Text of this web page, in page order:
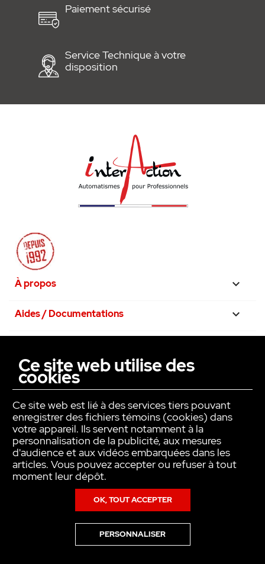
Paiement sécurisé
Service Technique à votre
disposition
À propos 
Aides / Documentations 
La confiance avant tout
Ce site web utilise des
cookies
Ce site web est lié à des services tiers pouvant
enregistrer des fichiers témoins (cookies) dans
votre appareil. Ils servent notamment à la
personnalisation de la publicité, aux mesures
d'audience et aux vidéos embarquées dans les
articles. Vous pouvez accepter ou refuser à tout
moment leur dépôt.
OK, TOUT ACCEPTER
PERSONNALISER
Pour en savoir plus sur notre politique en matière de cookies,consultez